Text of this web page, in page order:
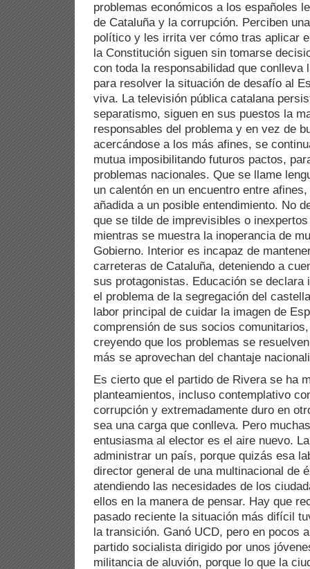
problemas económicos a los españoles
de Cataluña y la corrupción. Perciben
político y les irrita ver cómo tras aplicar
la Constitución siguen sin tomarse
con toda la responsabilidad que conlleva
para resolver la situación de desafío al
viva. La televisión pública catalana
separatismo, siguen en sus puestos la
responsables del problema y en vez de
acercándose a los más afines, se
mutua imposibilitando futuros pactos,
problemas nacionales. Que se llame
un calentón en un encuentro entre
añadida a un posible entendimiento. No
que se tilde de imprevisibles o
mientras se muestra la inoperancia de
Gobierno. Interior es incapaz de
carreteras de Cataluña, deteniendo a
sus protagonistas. Educación se declara
el problema de la segregación del
labor principal de cuidar la imagen de
comprensión de sus socios
creyendo que los problemas se
más se aprovechan del chantaje
Es cierto que el partido de Rivera se ha
planteamientos, incluso contemplativo
corrupción y extremadamente duro en
sea una carga que conlleva. Pero
entusiasma al elector es el aire nuevo.
administrar un país, porque quizás esa
director general de una multinacional de
atendiendo las necesidades de los
ellos en la manera de pensar. Hay que
pasado reciente la situación más difícil
la transición. Ganó UCD, pero en pocos
partido socialista dirigido por unos
militancia de aluvión, porque lo que la